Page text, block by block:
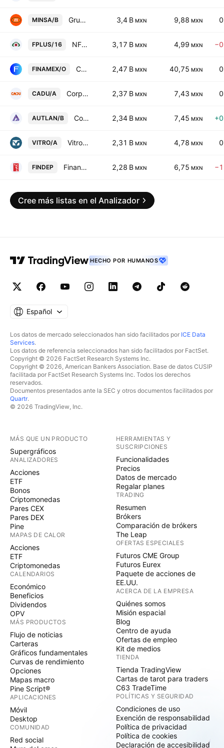
MINSA/B Grupo Minsa SA de CV Class B 3,4 B MXN 9,88 MXN
FPLUS/16 NFD SA de CV 3,17 B MXN 4,99 MXN
FINAMEX/O Casa de Bolsa Finamex SAB de CV Class O 2,47 B MXN 40,75 MXN
CADU/A Corpovael SA de CV Class A 2,37 B MXN 7,43 MXN
AUTLAN/B Compania Minera Autlan SA de CV Class B 2,34 B MXN 7,45 MXN
VITRO/A Vitro SAB de CV Class A 2,31 B MXN 4,78 MXN
FINDEP Financiera Independencia SAB de CV 2,28 B MXN 6,75 MXN
Cree más listas en el Analizador
HECHO POR HUMANOS
Español
Los datos de mercado seleccionados han sido facilitados por ICE Data
Services.
Los datos de referencia seleccionados han sido facilitados por FactSet.
Copyright © 2026 FactSet Research Systems Inc.
Copyright © 2026, American Bankers Association. Base de datos CUSIP
facilitada por FactSet Research Systems Inc. Todos los derechos
reservados.
Documentos presentados ante la SEC y otros documentos facilitados por
Quartr.
© 2026 TradingView, Inc.
MÁS QUE UN PRODUCTO
Supergráficos
ANALIZADORES
Acciones
ETF
Bonos
Criptomonedas
Pares CEX
Pares DEX
Pine
MAPAS DE CALOR
Acciones
ETF
Criptomonedas
CALENDARIOS
Económico
Beneficios
Dividendos
OPV
MÁS PRODUCTOS
Flujo de noticias
Carteras
Gráficos fundamentales
Curvas de rendimiento
Opciones
Mapas macro
Pine Script®
APLICACIONES
Móvil
Desktop
COMUNIDAD
Red social
HERRAMIENTAS Y
SUSCRIPCIONES
Funcionalidades
Precios
Datos de mercado
Regalar planes
TRADING
Resumen
Brókers
Comparación de brókers
The Leap
OFERTAS ESPECIALES
Futuros CME Group
Futuros Eurex
Paquete de acciones de
EE.UU.
ACERCA DE LA EMPRESA
Quiénes somos
Misión espacial
Blog
Centro de ayuda
Ofertas de empleo
Kit de medios
TIENDA
Tienda TradingView
Cartas de tarot para traders
C63 TradeTime
POLÍTICAS Y SEGURIDAD
Condiciones de uso
Exención de responsabilidad
Política de privacidad
Política de cookies
Declaración de accesibilidad